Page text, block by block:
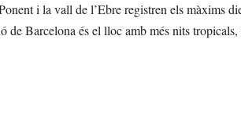
i la vall de l’Ebre registren els màxims
Barcelona és el lloc amb més nits